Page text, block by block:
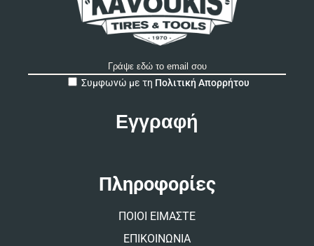
Συμφωνώ με τη Πολιτική Απορρήτου
Πληροφορίες
ΠΟΙΟΙ ΕΙΜΑΣΤΕ
ΕΠΙΚΟΙΝΩΝΙΑ